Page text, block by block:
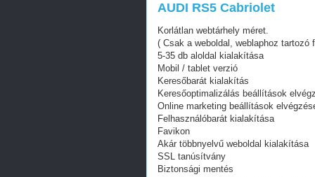
AUDI RS5 Cabriolet
Korlátlan webtárhely méret.
( Csak a weboldal, weblaphoz tartozó
5-35 db aloldal kialakítása
Mobil / tablet verzió
Keresőbarát kialakítás
Keresőoptimalizálás beállítások
Online marketing beállítások
Felhasználóbarát kialakítása
Favikon
Akár többnyelvű weboldal kialakítása
SSL tanúsítvány
Biztonsági mentés